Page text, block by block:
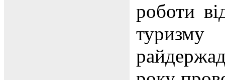
роботи